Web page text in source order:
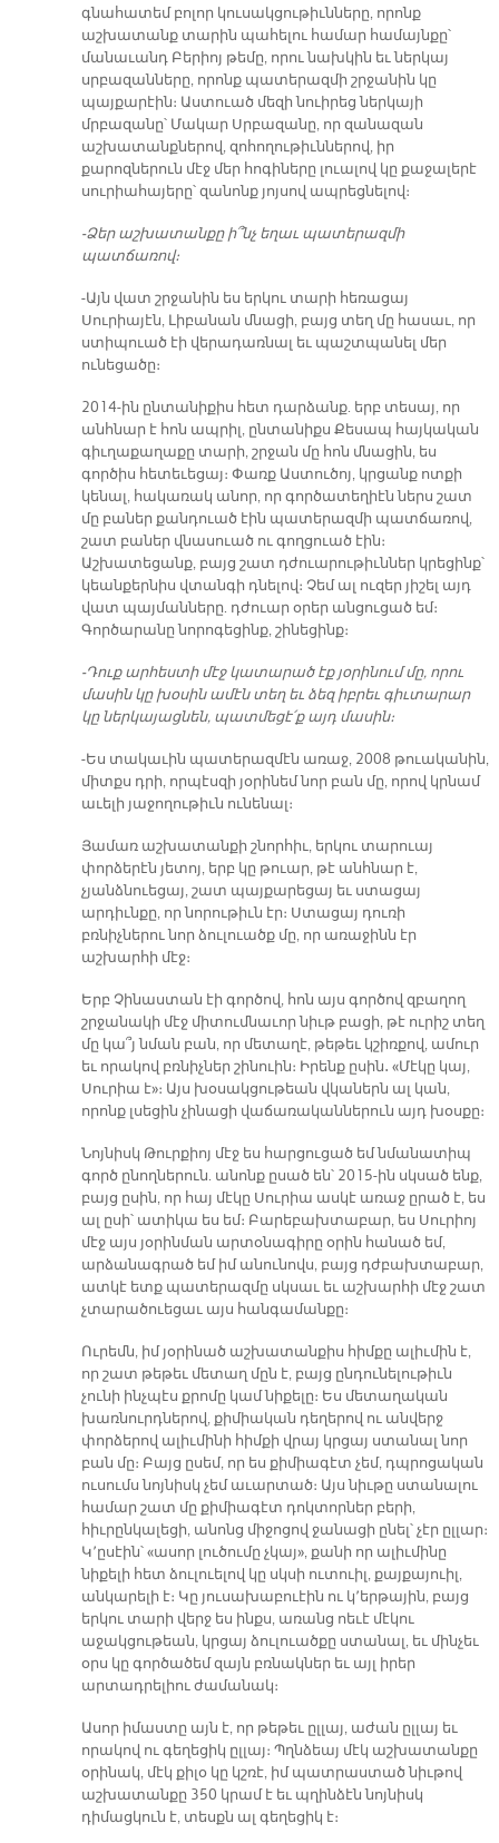
գնահատեմ բոլոր կուսակցութիւնները, որոնք
աշխատանք տարին պահելու համար համայնքը՝
մանաւանդ Բերիոյ թեմը, որու նախկին եւ ներկայ
սրբազանները, որոնք պատերազմի շրջանին կը
պայքարէին։ Աստուած մեզի նուիրեց ներկայի
մրբազանը՝ Մակար Սրբազանը, որ զանազան
աշխատանքներով, զոհողութիւններով, իր
քարոզներուն մէջ մեր հոգիները լուալով կը քաջալերէ
սուրիահայերը՝ զանոնք յոյսով ապրեցնելով։
-Ձեր աշխատանքը ի՞նչ եղաւ պատերազմի
պատճառով։
-Այն վատ շրջանին ես երկու տարի հեռացայ
Սուրիայէն, Լիբանան մնացի, բայց տեղ մը հասաւ, որ
ստիպուած էի վերադառնալ եւ պաշտպանել մեր
ունեցածը։
2014-ին ընտանիքիս հետ դարձանք. երբ տեսայ, որ
անհնար է հոն ապրիլ, ընտանիքս Քեսապ հայկական
գիւղաքաղաքը տարի, շրջան մը հոն մնացին, ես
գործիս հետեւեցայ։ Փառք Աստուծոյ, կրցանք ոտքի
կենալ, հակառակ անոր, որ գործատեղիէն ներս շատ
մը բաներ քանդուած էին պատերազմի պատճառով,
շատ բաներ վնասուած ու գողցուած էին։
Աշխատեցանք, բայց շատ դժուարութիւններ կրեցինք՝
կեանքերնիս վտանգի դնելով։ Չեմ ալ ուզեր յիշել այդ
վատ պայմանները. դժուար օրեր անցուցած եմ։
Գործարանը նորոգեցինք, շինեցինք։
-Դուք արհեստի մէջ կատարած էք յօրինում մը, որու
մասին կը խօսին ամէն տեղ եւ ձեզ իբրեւ գիւտարար
կը ներկայացնեն, պատմեցէ՛ք այդ մասին։
-Ես տակաւին պատերազմէն առաջ, 2008 թուականին,
միտքս դրի, որպէսզի յօրինեմ նոր բան մը, որով կրնամ
աւելի յաջողութիւն ունենալ։
Յամառ աշխատանքի շնորհիւ, երկու տարուայ
փորձերէն յետոյ, երբ կը թուար, թէ անհնար է,
չյանձնուեցայ, շատ պայքարեցայ եւ ստացայ
արդիւնքը, որ նորութիւն էր։ Ստացայ դուռի
բռնիչներու նոր ձուլուածք մը, որ առաջինն էր
աշխարհի մէջ։
Երբ Չինաստան էի գործով, հոն այս գործով զբաղող
շրջանակի մէջ միտումնաւոր նիւթ բացի, թէ ուրիշ տեղ
մը կա՞յ նման բան, որ մետաղէ, թեթեւ կշիռքով, ամուր
եւ որակով բռնիչներ շինուին։ Իրենք ըսին․ «Մէկը կայ,
Սուրիա է»։ Այս խօսակցութեան վկաներն ալ կան,
որոնք լսեցին չինացի վաճառականներուն այդ խօսքը։
Նոյնիսկ Թուրքիոյ մէջ ես հարցուցած եմ նմանատիպ
գործ ընողներուն. անոնք ըսած են՝ 2015-ին սկսած ենք,
բայց ըսին, որ հայ մէկը Սուրիա ասկէ առաջ ըրած է, ես
ալ ըսի՝ ատիկա ես եմ։ Բարեբախտաբար, ես Սուրիոյ
մէջ այս յօրինման արտօնագիրը օրին հանած եմ,
արձանագրած եմ իմ անունովս, բայց դժբախտաբար,
ատկէ ետք պատերազմը սկսաւ եւ աշխարհի մէջ շատ
չտարածուեցաւ այս հանգամանքը։
Ուրեմն, իմ յօրինած աշխատանքիս հիմքը ալիւմին է,
որ շատ թեթեւ մետաղ մըն է, բայց ընդունելութիւն
չունի ինչպէս քրոմը կամ նիքելը։ Ես մետաղական
խառնուրդներով, քիմիական դեղերով ու անվերջ
փորձերով ալիւմինի հիմքի վրայ կրցայ ստանալ նոր
բան մը։ Բայց ըսեմ, որ ես քիմիագէտ չեմ, դպրոցական
ուսումս նոյնիսկ չեմ աւարտած։ Այս նիւթը ստանալու
համար շատ մը քիմիագէտ դոկտորներ բերի,
հիւրընկալեցի, անոնց միջոցով ջանացի ընել՝ չէր ըլլար։
Կ՚ըսէին՝ «ասոր լուծումը չկայ», քանի որ ալիւմինը
նիքելի հետ ձուլուելով կը սկսի ուտուիլ, քայքայուիլ,
անկարելի է։ Կը յուսախաբուէին ու կ՚երթային, բայց
երկու տարի վերջ ես ինքս, առանց ոեւէ մէկու
աջակցութեան, կրցայ ձուլուածքը ստանալ, եւ մինչեւ
օրս կը գործածեմ զայն բռնակներ եւ այլ իրեր
արտադրելիու ժամանակ։
Ասոր իմաստը այն է, որ թեթեւ ըլլայ, աժան ըլլայ եւ
որակով ու գեղեցիկ ըլլայ։ Պղնձեայ մէկ աշխատանքը
օրինակ, մէկ քիլօ կը կշռէ, իմ պատրաստած նիւթով
աշխատանքը 350 կրամ է եւ պղինձէն նոյնիսկ
դիմացկուն է, տեսքն ալ գեղեցիկ է։